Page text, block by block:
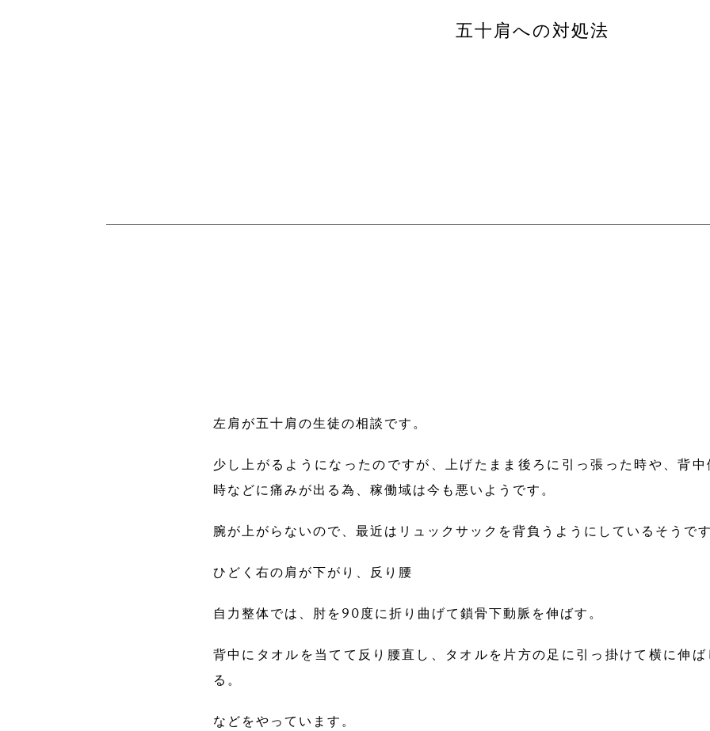
五十肩への対処法
左肩が五十肩の生徒の相談です。
少し上がるようになったのですが、上げたまま後ろに引っ張った時や、背
時などに痛みが出る為、稼働域は今も悪いようです。
腕が上がらないので、最近はリュックサックを背負うようにしているそうです
ひどく右の肩が下がり、反り腰
自力整体では、肘を90度に折り曲げて鎖骨下動脈を伸ばす。
背中にタオルを当てて反り腰直し、タオルを片方の足に引っ掛けて横に伸
る。
などをやっています。